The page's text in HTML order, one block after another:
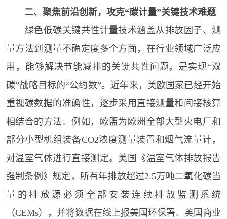
二、聚焦前沿创新，攻克“碳计量”关键技术难题
绿色低碳关键共性计量技术涵盖从排放因子、测
量方法到测量不确定度多个方面，在行业领域广泛应
用，能够解决节能减排的关键共性问题，是实现“双
碳”战略目标的“公约数”。近年来，美欧国家已经开始
重视碳数据的准确性，逐步采用直接测量和间接核算
相结合的方法。例如，欧盟为欧洲全部大型火电厂和
部分小型机组装备CO2浓度测量装置和烟气流量计，
对温室气体进行直接测定。美国《温室气体排放报告
强制条例》规定，所有年排放超过2.5万吨二氧化碳当
量的排放源必须全部安装连续排放监测系统
（CEMs），并将数据在线上报美国环保署。英国商业